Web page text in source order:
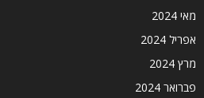
מאי 2024
אפריל 2024
מרץ 2024
פברואר 2024